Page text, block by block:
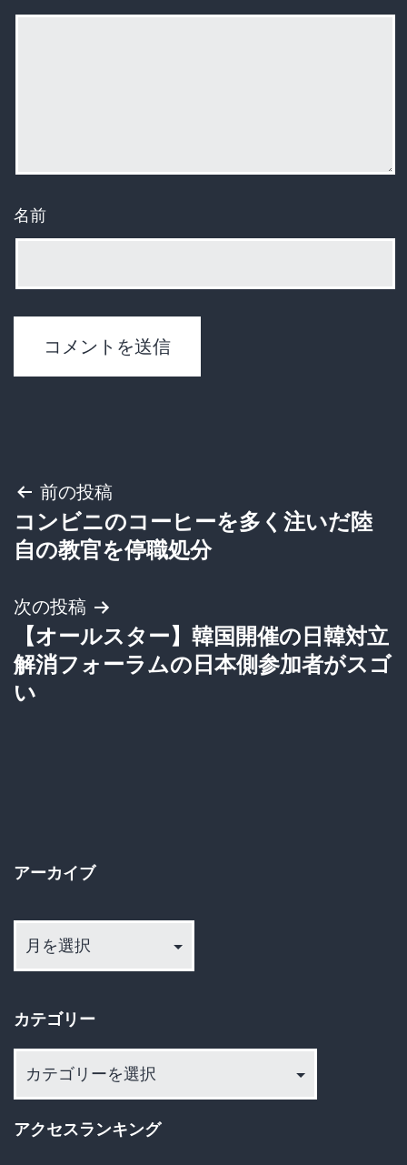
名前
投
稿
ビ
ゲ
ー
前の投稿
コンビニのコーヒーを多く注いだ陸
自の教官を停職処分
次の投稿
【オールスター】韓国開催の日韓対立
解消フォーラムの日本側参加者がスゴ
い
アーカイブ
カ
ブ
カテゴリー
リ
アクセスランキング